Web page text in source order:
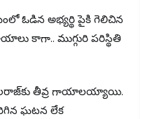
ఓడిన అభ్యర్థి పైకి గెలిచిన
కాగా.. ముగ్గురి పరిస్థితి
బలరాజ్⁭కు తీవ్ర గాయాలయ్యాయి.
ఘటన లేక